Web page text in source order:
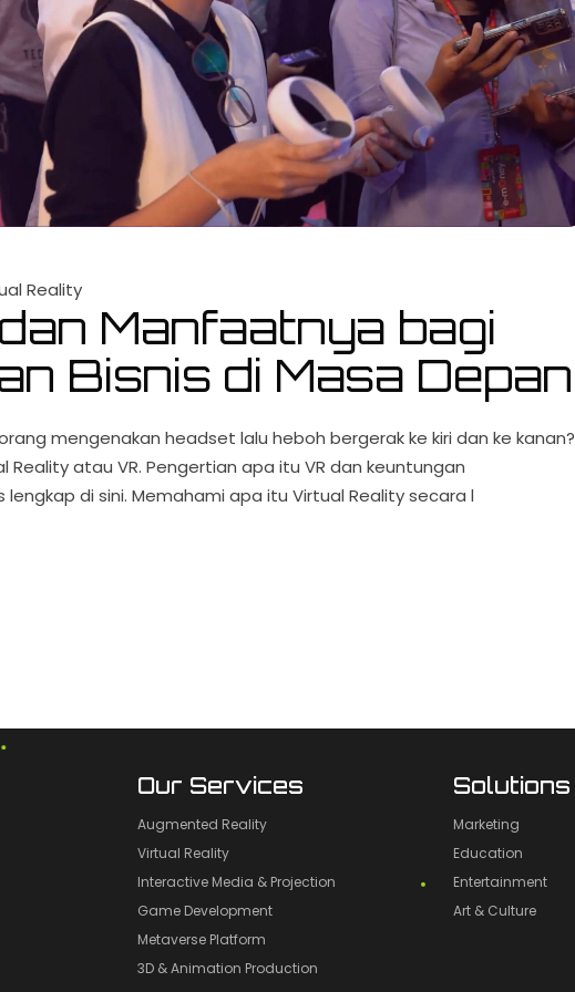
Reality
Manfaatnya bagi
Bisnis di Masa Depan
mengenakan headset lalu heboh bergerak ke kiri dan ke kanan?
atau VR. Pengertian apa itu VR dan keuntungan
di sini. Memahami apa itu Virtual Reality secara l
Our Services
Augmented Reality
Virtual Reality
Interactive Media & Projection
Game Development
Metaverse Platform
3D & Animation Production
Solutions
Marketing
Education
Entertainment
Art & Culture